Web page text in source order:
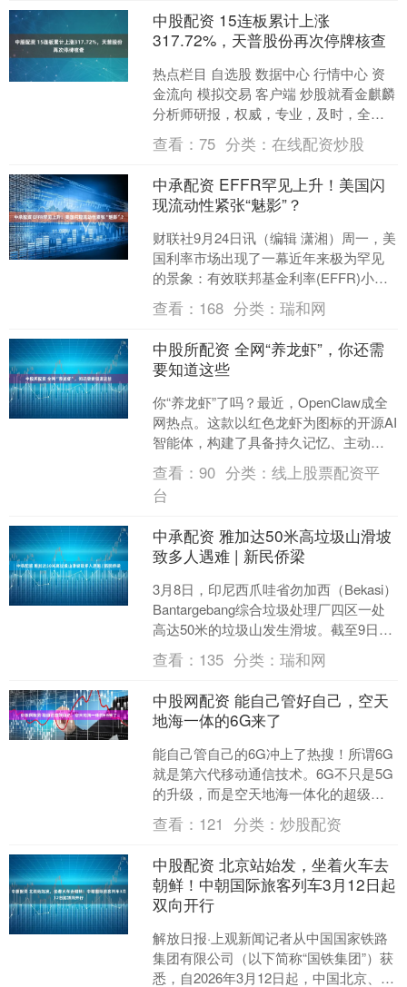
中股配资 15连板累计上涨
317.72%，天普股份再次停牌核查
热点栏目 自选股 数据中心 行情中心 资
金流向 模拟交易 客户端 炒股就看金麒麟
分析师研报，权威，专业，及时，全
面，助您挖掘潜力主题机会！ 9月23日
晚，宁波市....
查看：75 分类：在线配资炒股
中承配资 EFFR罕见上升！美国闪
现流动性紧张“魅影”？
财联社9月24日讯（编辑 潇湘）周一，美
国利率市场出现了一幕近年来极为罕见
的景象：有效联邦基金利率(EFFR)小幅
上升，这一罕见走势引发了与基准利率
挂钩的期货抛....
查看： 168 分类：瑞和网
中股所配资 全网“养龙虾”，你还需
要知道这些
你“养龙虾”了吗？最近，OpenClaw成全
网热点。这款以红色龙虾为图标的开源AI
智能体，构建了具备持久记忆、主动执
行能力的定制化AI助手，让AI“养龙虾”大
火....
查看：90 分类：线上股票配资平
台
中承配资 雅加达50米高垃圾山滑坡
致多人遇难 | 新民侨梁
3月8日，印尼西爪哇省勿加西（Bekasi）
Bantargebang综合垃圾处理厂四区一处
高达50米的垃圾山发生滑坡。截至9日，
遇难人数已增至5人，并有多辆车辆....
查看： 135 分类：瑞和网
中股网配资 能自己管好自己，空天
地海一体的6G来了
能自己管自己的6G冲上了热搜！所谓6G
就是第六代移动通信技术。6G不只是5G
的升级，而是空天地海一体化的超级智
能网络，能实现通信、感知、AI深度融
合。 有了6G....
查看： 121 分类：炒股配资
中股配资 北京站始发，坐着火车去
朝鲜！中朝国际旅客列车3月12日起
双向开行
解放日报·上观新闻记者从中国国家铁路
集团有限公司（以下简称“国铁集团”）获
悉，自2026年3月12日起，中国北京、丹